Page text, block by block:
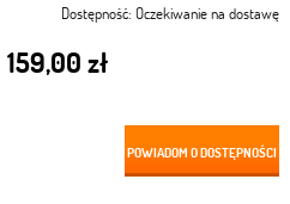
Dostępność: Oczekiwanie na dostawę
159,00 zł
POWIADOM O DOSTĘPNOŚCI